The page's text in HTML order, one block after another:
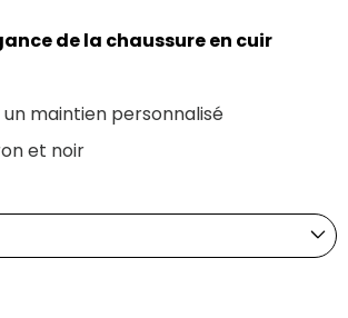
de la chaussure en cuir
maintien personnalisé
et noir